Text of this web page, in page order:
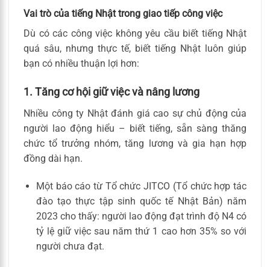
Vai trò của tiếng Nhật trong giao tiếp công việc
Dù có các công việc không yêu cầu biết tiếng Nhật
quá sâu, nhưng thực tế, biết tiếng Nhật luôn giúp
bạn có nhiều thuận lợi hơn:
1. Tăng cơ hội giữ việc và nâng lương
Nhiều công ty Nhật đánh giá cao sự chủ động của
người lao động hiểu – biết tiếng, sẵn sàng thăng
chức tổ trưởng nhóm, tăng lương và gia hạn hợp
đồng dài hạn.
Một báo cáo từ Tổ chức JITCO (Tổ chức hợp tác
đào tạo thực tập sinh quốc tế Nhật Bản) năm
2023 cho thấy: người lao động đạt trình độ N4 có
tỷ lệ giữ việc sau năm thứ 1 cao hơn 35% so với
người chưa đạt.